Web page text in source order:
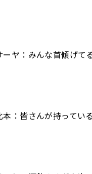
ーヤ：みんな首傾げて
本：皆さんが持ってい